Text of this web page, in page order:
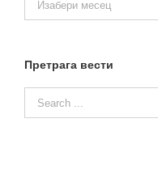
вести
Претрага вести